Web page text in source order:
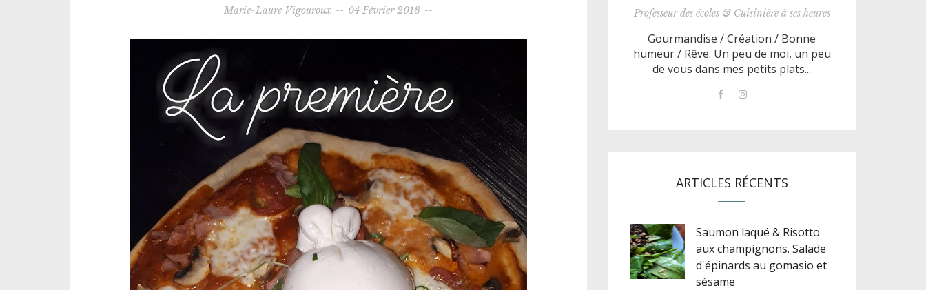
Marie-Laure Vigouroux -- 04 Février 2018 -- Professeur des écoles & Cuisinière à ses heures
Gourmandise / Création / Bonne
humeur / Rêve. Un peu de moi, un peu
de vous dans mes petits plats...
ARTICLES RÉCENTS
Saumon laqué & Risotto
aux champignons. Salade
d'épinards au gomasio et
sésame